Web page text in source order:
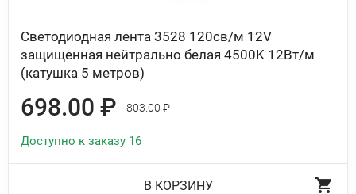
Светодиодная лента 3528 120св/м 12V
защищенная нейтрально белая 4500K 12Вт/м
(катушка 5 метров)
698.00 ₽ 803.00 ₽
Доступно к заказу 16
В КОРЗИНУ